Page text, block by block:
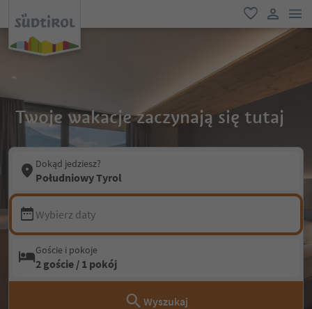
ulubione
link
Twoje wakacje zaczynają się tutaj
Dokąd jedziesz?
Południowy Tyrol
Wybierz daty
Goście i pokoje
2 goście / 1 pokój
Wyszukaj